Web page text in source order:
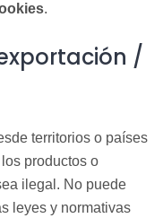
.
/
territorios o países
productos o
ilegal. No puede
leyes y normativas